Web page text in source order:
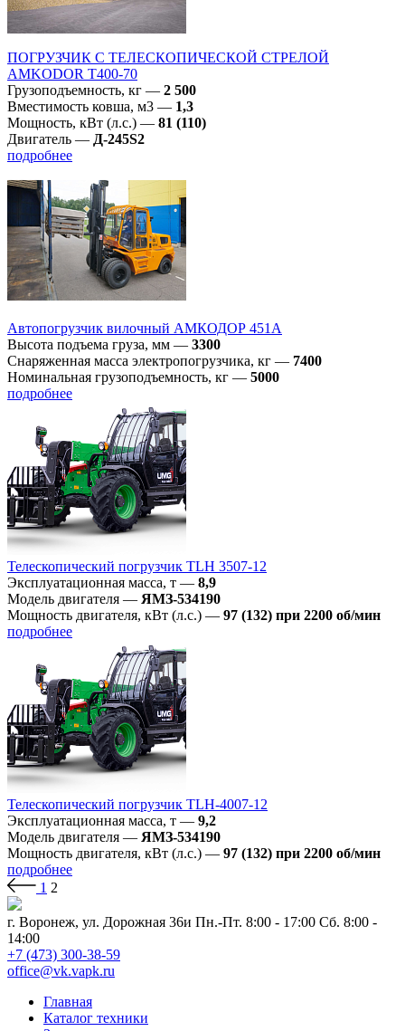
ПОГРУЗЧИК С ТЕЛЕСКОПИЧЕСКОЙ СТРЕЛОЙ
AMKODOR T400-70
Грузоподъемность, кг — 2 500
Вместимость ковша, м3 — 1,3
Мощность, кВт (л.с.) — 81 (110)
Двигатель — Д-245S2
подробнее
Автопогрузчик вилочный АМКОДОР 451А
Высота подъема груза, мм — 3300
Снаряженная масса электропогрузчика, кг — 7400
Номинальная грузоподъемность, кг — 5000
подробнее
Телескопический погрузчик TLH 3507-12
Эксплуатационная масса, т — 8,9
Модель двигателя — ЯМЗ-534190
Мощность двигателя, кВт (л.с.) — 97 (132) при 2200 об/мин
подробнее
Телескопический погрузчик TLH-4007-12
Эксплуатационная масса, т — 9,2
Модель двигателя — ЯМЗ-534190
Мощность двигателя, кВт (л.с.) — 97 (132) при 2200 об/мин
подробнее
1 2
г. Воронеж, ул. Дорожная 36и Пн.-Пт. 8:00 - 17:00 Сб. 8:00 -
14:00
+7 (473) 300-38-59
office@vk.vapk.ru
Главная
Каталог техники